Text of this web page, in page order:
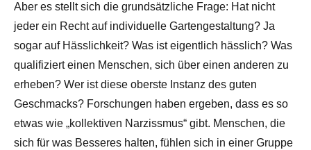
Aber es stellt sich die grundsätzliche Frage: Hat nicht
jeder ein Recht auf individuelle Gartengestaltung? Ja
sogar auf Hässlichkeit? Was ist eigentlich hässlich? Was
qualifiziert einen Menschen, sich über einen anderen zu
erheben? Wer ist diese oberste Instanz des guten
Geschmacks? Forschungen haben ergeben, dass es so
etwas wie „kollektiven Narzissmus“ gibt. Menschen, die
sich für was Besseres halten, fühlen sich in einer Gruppe